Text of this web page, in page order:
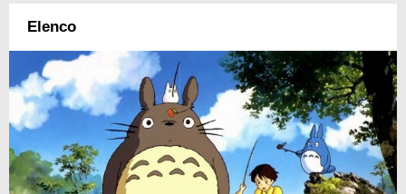
Elenco